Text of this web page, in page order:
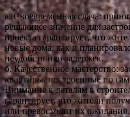
а. Своевременная сдача:
решающее значение для
проекта гарантирует, что
новые дома, как и
неудобств или задержек.
б. Качественное мастерство:
квартиры, построенные по
Внимание к деталям в
гарантирует, что жители
или превосходит их ожидания.